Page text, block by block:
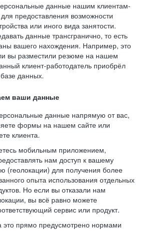
данные нашим клиентам-
предоставления возможности
или иного вида занятости.
данные трансгранично, то есть
вашего нахождения. Например, это
вы разместили резюме на нашем
клиент-работодатель приобрёл
данных.
ваши данные
данные напрямую от вас,
формы на нашем сайте или
клиента.
мобильным приложением,
нам доступ к вашему
(геолокации) для получения более
опыта использования отдельных
Но если вы отказали нам
вы всё равно можете
сервис или продукт.
это прямо предусмотрено нормами